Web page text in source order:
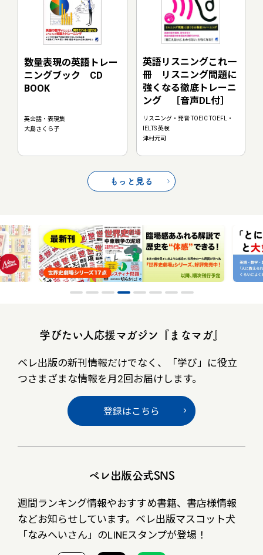
数量表現の英語トレー
ニングブック CD
BOOK
英会話・表現集
大島さくら子
英語リスニングこれ一
冊 リスニング問題に
強くなる徹底トレーニ
ング ［音声DL付］
リスニング・発音 TOEIC TOEFL・
IELTS 英検
津村元司
もっと見る
学びたい人応援マガジン『まなマガ』
ベレ出版の新刊情報だけでなく、
「学び」に役立
つさまざまな情報を月2回お届けします。
登録はこちら
ベレ出版公式SNS
週間ランキング情報やおすすめ書籍、書店様情報
などお知らせしています。ベレ出版マスコット犬
「なみへいさん」のLINEスタンプが登場！